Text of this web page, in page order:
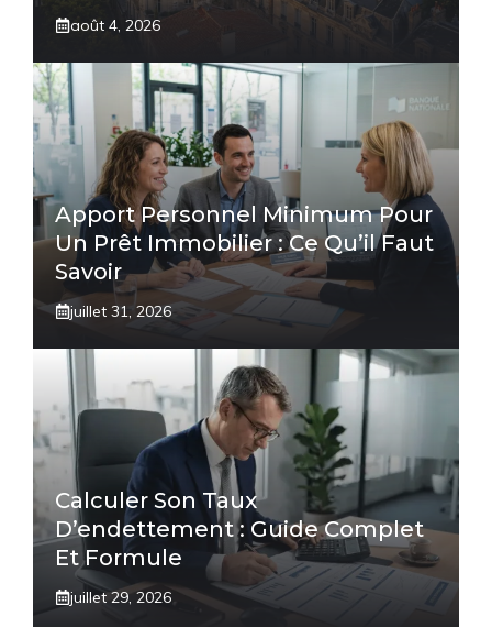
août 4, 2026
Apport Personnel Minimum Pour
Un Prêt Immobilier : Ce Qu’il Faut
Savoir
juillet 31, 2026
Calculer Son Taux
D’endettement : Guide Complet
Et Formule
juillet 29, 2026